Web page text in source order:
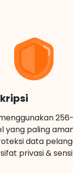
yang paling
data
privasi &